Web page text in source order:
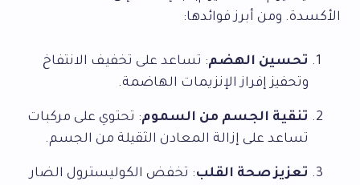
الأكسدة. ومن أبرز فوائدها:
تحسين الهضم: تساعد على تخفيف الانتفاخ
وتحفيز إفراز الإنزيمات الهاضمة.
تنقية الجسم من السموم: تحتوي على مركبات
تساعد على إزالة المعادن الثقيلة من الجسم.
تعزيز صحة القلب: تخفض الكوليسترول الضار